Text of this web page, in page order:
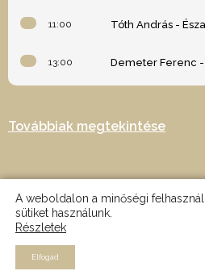
11:00 Tóth András -
13:00
Továbbiak megtekintése
2024 © Minden jog fenntartva - Az
A weboldalon a minőségi
sütiket használunk.
Részletek
Elfogad